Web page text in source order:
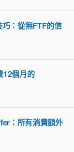
：從無FTF的信
12個月的
：所有消費額外